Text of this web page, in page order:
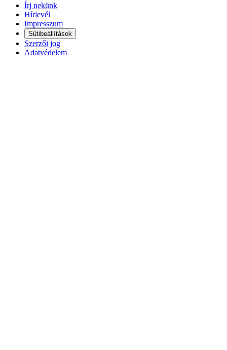
Írj nekünk
Hírlevél
Impresszum
Sütibeállítások
Szerzői jog
Adatvédelem